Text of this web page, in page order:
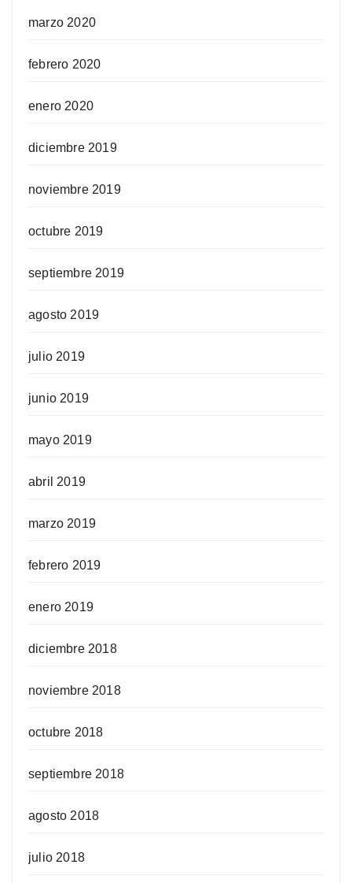
marzo 2020
febrero 2020
enero 2020
diciembre 2019
noviembre 2019
octubre 2019
septiembre 2019
agosto 2019
julio 2019
junio 2019
mayo 2019
abril 2019
marzo 2019
febrero 2019
enero 2019
diciembre 2018
noviembre 2018
octubre 2018
septiembre 2018
agosto 2018
julio 2018